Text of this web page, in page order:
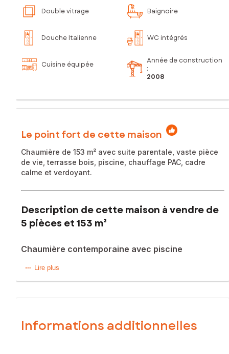
Double vitrage Baignoire
Douche Italienne WC intégrés
Cuisine équipée
Année de construction
:
2008
Le point fort de cette maison
Chaumière de 153 m² avec suite parentale, vaste pièce
de vie, terrasse bois, piscine, chauffage PAC, cadre
calme et verdoyant.
Description de cette maison à vendre de
5 pièces et 153 m²
Chaumière contemporaine avec piscine
A 8 km du centre de Guérande, proche de La Madeleine,
offrant 153 m² habitables sur un terrain clos sans vis à vis
Chaleureuse et atypique, cette maison est idéale pour une
vie de famille à la campagne. Le rez-de-chaussée propose
Lire plus
Informations additionnelles